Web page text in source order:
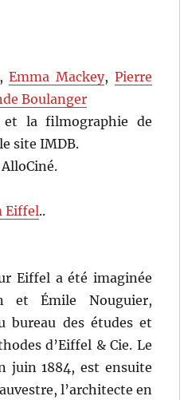
Emma Mackey, Pierre
Boulanger
la filmographie de
site IMDB.
Eiffel..
Eiffel a été imaginée
et Émile Nouguier,
bureau des études et
d’Eiffel & Cie. Le
juin 1884, est ensuite
l’architecte en